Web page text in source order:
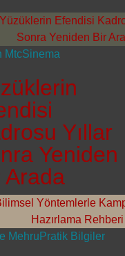
MtcSinema
Yıllar
Yeniden
Arada
Mehru Pratik Bilgiler